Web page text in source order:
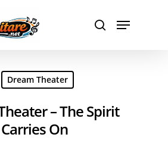
or ESC to close
Dream Theater
– The Spirit
Carries On